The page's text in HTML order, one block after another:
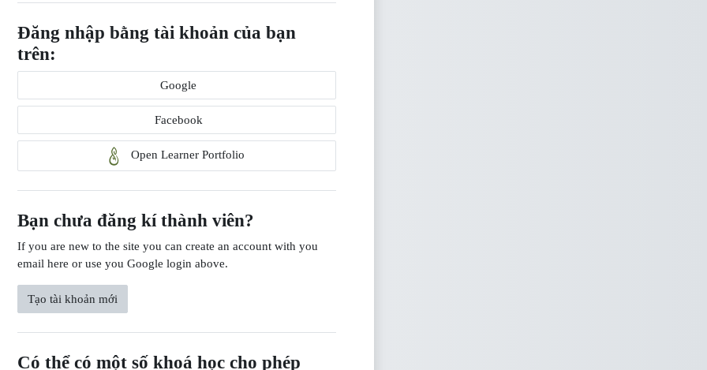
Đăng nhập bằng tài khoản của bạn
trên:
Google
Facebook
Open Learner Portfolio
Bạn chưa đăng kí thành viên?
If you are new to the site you can create an account with you
email here or use you Google login above.
Tạo tài khoản mới
Có thể có một số khoá học cho phép